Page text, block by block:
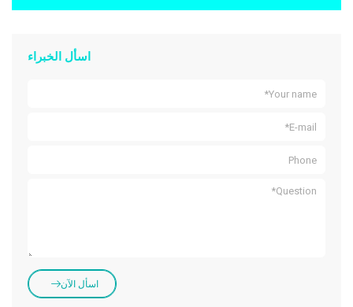
اسأل الخبراء
اسأل الآن